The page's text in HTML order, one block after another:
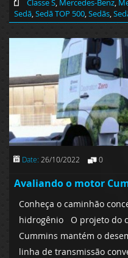
Classe S, Mercedes-Benz,
Sedã,Sedã TOP 500,Sedãs,
Date: 26/10/2022 0
Avaliando o motor
Conheça o caminhão
hidrogênio O projeto do
Cummins mantém o
linha de transmissão